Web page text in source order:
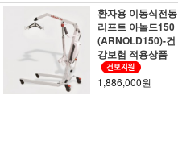
환자용 이동식전동
리프트 아놀드150
(ARNOLD150)-건
강보험 적용상품
1,886,000원